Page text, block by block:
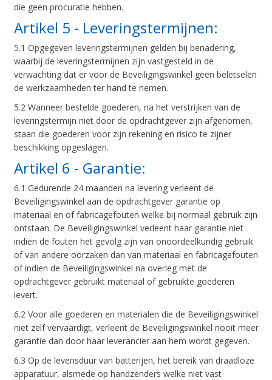
die geen procuratie hebben.
Artikel 5 - Leveringstermijnen:
5.1 Opgegeven leveringstermijnen gelden bij benadering,
waarbij de leveringstermijnen zijn vastgesteld in de
verwachting dat er voor de Beveiligingswinkel geen beletselen
de werkzaamheden ter hand te nemen.
5.2 Wanneer bestelde goederen, na het verstrijken van de
leveringstermijn niet door de opdrachtgever zijn afgenomen,
staan die goederen voor zijn rekening en risico te zijner
beschikking opgeslagen.
Artikel 6 - Garantie:
6.1 Gedurende 24 maanden na levering verleent de
Beveiligingswinkel aan de opdrachtgever garantie op
materiaal en of fabricagefouten welke bij normaal gebruik zijn
ontstaan. De Beveiligingswinkel verleent haar garantie niet
indien de fouten het gevolg zijn van onoordeelkundig gebruik
of van andere oorzaken dan van materiaal en fabricagefouten
of indien de Beveiligingswinkel na overleg met de
opdrachtgever gebruikt materiaal of gebruikte goederen
levert.
6.2 Voor alle goederen en materialen die de Beveiligingswinkel
niet zelf vervaardigt, verleent de Beveiligingswinkel nooit meer
garantie dan door haar leverancier aan hem wordt gegeven.
6.3 Op de levensduur van batterijen, het bereik van draadloze
apparatuur, alsmede op handzenders welke niet vast